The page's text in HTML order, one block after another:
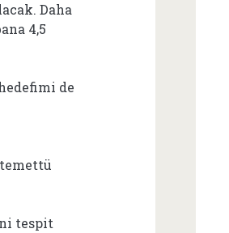
Daha
4,5
de
tespit